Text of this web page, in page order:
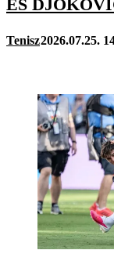
ÉS
Tenisz2026.07.25.